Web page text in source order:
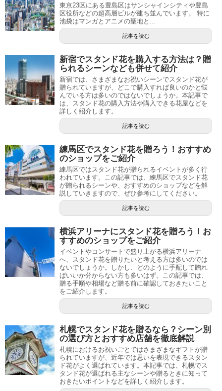
東京23区にある豊島区はサンシャインシティや豊島
区役所などの超高層ビルが建ち並んでいます。 特に
池袋はマンガとアニメの聖地と...
記事を読む
新宿でスタンド花を購入する方法は？贈
られるシーンなども併せて紹介
新宿では、さまざまなお祝いシーンでスタンド花が
贈られていますが、どこで購入すれば良いのかと悩
んでいる方は多いのではないでしょうか。本記事で
は、スタンド花の購入方法や購入できる花屋などを
詳しく紹介します。
記事を読む
練馬区でスタンド花を贈ろう！おすすめ
のショップをご紹介
練馬区ではスタンド花が贈られるイベントが多く行
われています。この記事では、練馬区でスタンド花
が贈られるシーンや、おすすめのショップなどを解
説していきますので、ぜひ参考にしてください。
記事を読む
横浜アリーナにスタンド花を贈ろう！お
すすめのショップをご紹介
イベントやコンサートで盛り上がる横浜アリーナ
へ、スタンド花を贈りたいと考える方は多いのでは
ないでしょうか。しかし、どのように手配して贈れ
ばいいか分からない方も多いはず。この記事では、
贈る手順や相場など贈る前に確認しておきたいこと
をご紹介します。
記事を読む
札幌でスタンド花を贈るなら？シーン別
の選び方とおすすめ店舗を徹底解説
札幌におけるお祝いごとではさまざまなギフトが贈
られていますが、近年では思いを表現できるスタン
ド花がよく選ばれています。本記事では、札幌でス
タンド花が選ばれる主なシーンや贈るときに知って
おきたいポイントなどを詳しく紹介します。